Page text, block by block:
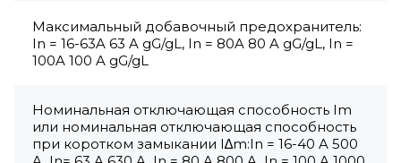
Максимальный добавочный предохранитель:
In = 16-63A 63 A gG/gL, In = 80A 80 A gG/gL, In =
100A 100 A gG/gL
Номинальная отключающая способность Im
или номинальная отключающая способность
при коротком замыкании I∆m:In = 16-40 A 500